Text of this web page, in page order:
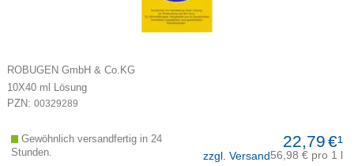
ROBUGEN GmbH & Co.KG
10X40 ml
Lösung
PZN: 00329289
22,79€¹
zzgl. Versand56,98 € pro 1 l
Gewöhnlich versandfertig in 24
Stunden.